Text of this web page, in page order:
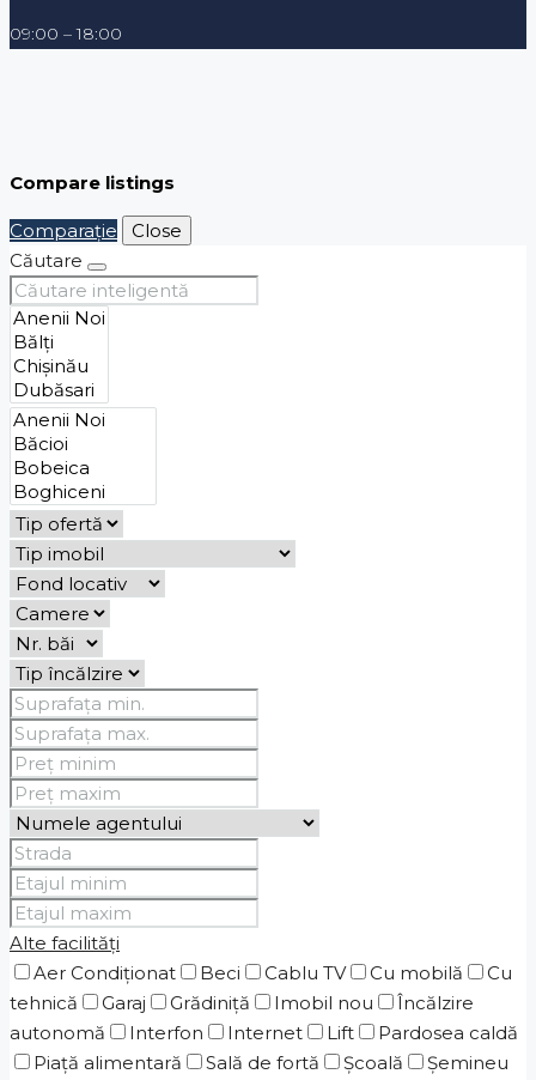
09:00 – 18:00
Compare listings
Comparaţie
Close
Căutare
Alte facilități
Aer Condiționat
Beci Cablu TV Cu mobilă
Cu
tehnică
Garaj Grădiniţă Imobil nou
Încălzire
autonomă
Interfon Internet Lift
Pardosea caldă
Piaţă alimentară
Sală de fortă Școală
Șemineu